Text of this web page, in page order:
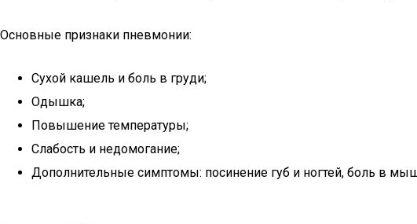
Основные признаки пневмонии:
Сухой кашель и боль в груди;
Одышка;
Повышение температуры;
Слабость и недомогание;
Дополнительные симптомы: посинение губ и ногтей, боль в